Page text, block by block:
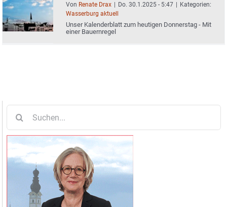
Von Renate Drax | Do. 30.1.2025 - 5:47 | Kategorien:
Wasserburg aktuell
Unser Kalenderblatt zum heutigen Donnerstag - Mit
einer Bauernregel
nach: